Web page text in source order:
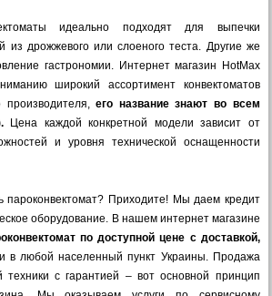
идеально подходят для выпечки
из дрожжевого или слоеного теста. Другие же
гастрономии. Интернет магазин HotMax
широкий ассортимент конвектоматов
производителя,его название знают во всем
Цена каждой конкретной модели зависит от
и уровня технической оснащенности
пароконвектомат? Приходите! Мы даем кредит
оборудование. В нашем интернет магазине
по доступной цене с доставкой,
в любой населенный пункт Украины. Продажа
техники с гарантией – вот основной принцип